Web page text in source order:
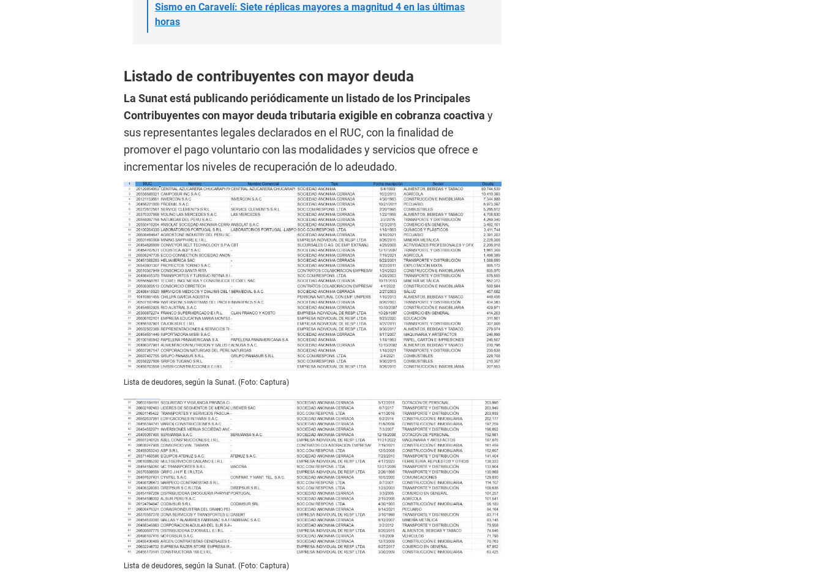
Sismo en Caravelí: Siete réplicas mayores a magnitud 4 en las últimas
horas
Listado de contribuyentes con mayor deuda
La Sunat está publicando periódicamente un listado de los Principales
Contribuyentes con mayor deuda tributaria exigible en cobranza coactiva y
sus representantes legales declarados en el RUC, con la finalidad de
promover el pago voluntario con las modalidades y servicios que ofrece e
incrementar los niveles de recuperación de lo adeudado.
Lista de deudores, según la Sunat. (Foto: Captura)
Lista de deudores, según la Sunat. (Foto: Captura)